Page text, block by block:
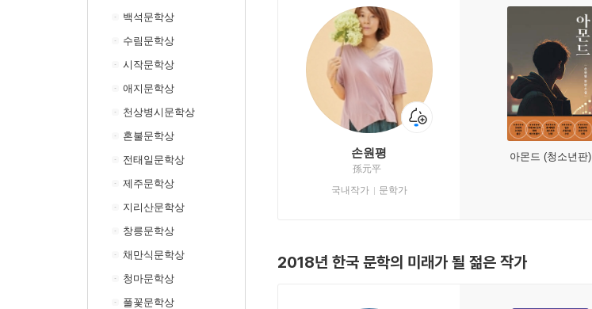
백석문학상
수림문학상
시작문학상
애지문학상
천상병시문학상
혼불문학상
전태일문학상
제주문학상
지리산문학상
창릉문학상
채만식문학상
청마문학상
풀꽃문학상
손원평
孫元平
국내작가
문학가
아몬드 (청소년판)
2018년 한국 문학의 미래가 될 젊은 작가